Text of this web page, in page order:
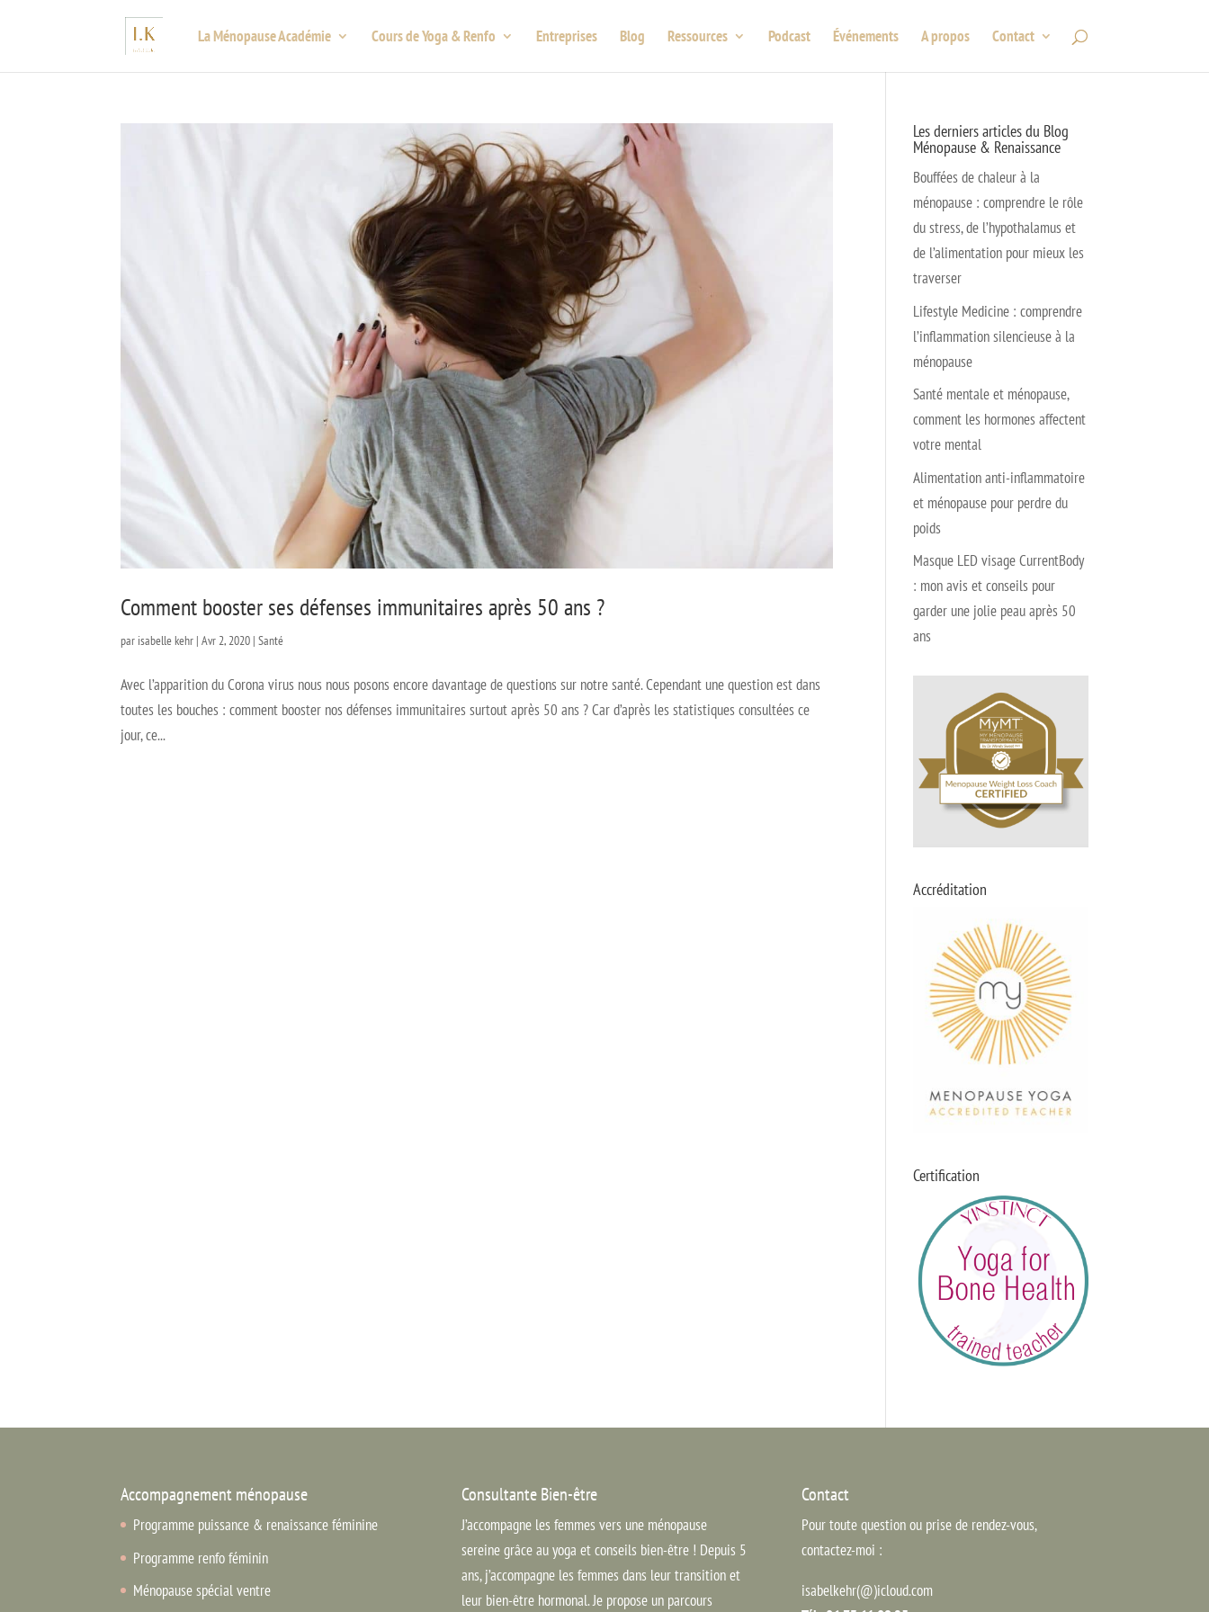
La Ménopause Académie Cours de Yoga & Renfo Entreprises Blog Ressources Podcast Événements A propos Contact
Comment booster ses défenses immunitaires après 50 ans ?
par isabelle kehr |Avr 2, 2020 |Santé
Avec l’apparition du Corona virus nous nous posons encore davantage de questions sur notre santé. Cependant une question est dans
toutes les bouches : comment booster nos défenses immunitaires surtout après 50 ans ? Car d’après les statistiques consultées ce
jour, ce...
Les derniers articles du Blog
Ménopause & Renaissance
Bouffées de chaleur à la
ménopause : comprendre le rôle
du stress, de l’hypothalamus et
de l’alimentation pour mieux les
traverser
Lifestyle Medicine : comprendre
l’inflammation silencieuse à la
ménopause
Santé mentale et ménopause,
comment les hormones affectent
votre mental
Alimentation anti-inflammatoire
et ménopause pour perdre du
poids
Masque LED visage CurrentBody
: mon avis et conseils pour
garder une jolie peau après 50
ans
Accréditation
Certification
Accompagnement ménopause
Programme puissance & renaissance féminine
Programme renfo féminin
Ménopause spécial ventre
Consultante Bien-être
J’accompagne les femmes vers une ménopause
sereine grâce au yoga et conseils bien-être ! Depuis 5
ans, j’accompagne les femmes dans leur transition et
leur bien-être hormonal. Je propose un parcours
Contact
Pour toute question ou prise de rendez-vous,
contactez-moi :
isabelkehr(@)icloud.com